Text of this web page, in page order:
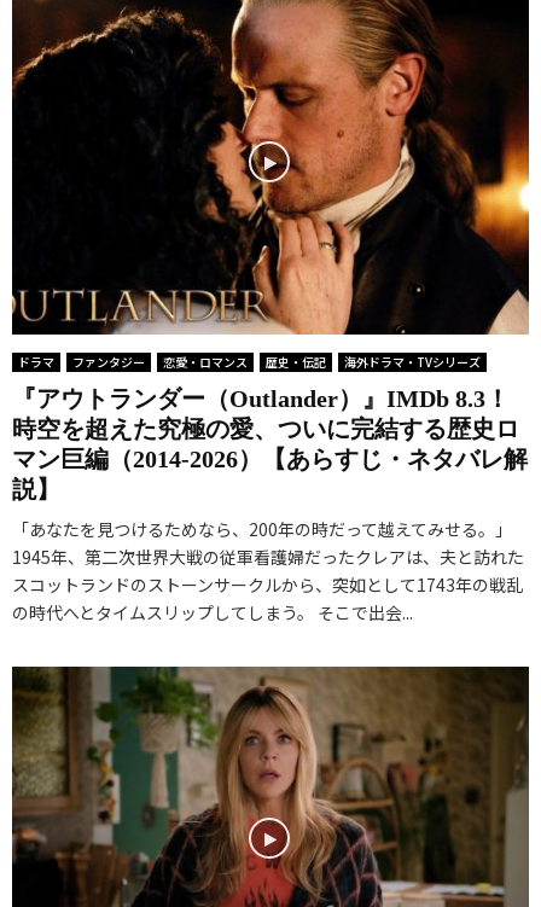
ドラマ ファンタジー 恋愛・ロマンス 歴史・伝記 海外ドラマ・TVシリーズ
『アウトランダー（Outlander）』IMDb 8.3！
時空を超えた究極の愛、ついに完結する歴史ロ
マン巨編（2014-2026）【あらすじ・ネタバレ解
説】
「あなたを見つけるためなら、200年の時だって越えてみせる。」
1945年、第二次世界大戦の従軍看護婦だったクレアは、夫と訪れた
スコットランドのストーンサークルから、突如として1743年の戦乱
の時代へとタイムスリップしてしまう。 そこで出会...